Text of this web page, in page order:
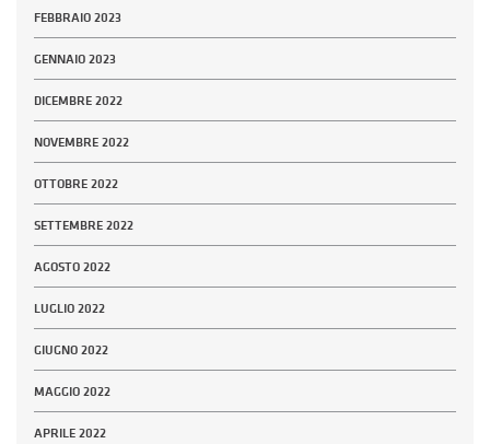
FEBBRAIO 2023
GENNAIO 2023
DICEMBRE 2022
NOVEMBRE 2022
OTTOBRE 2022
SETTEMBRE 2022
AGOSTO 2022
LUGLIO 2022
GIUGNO 2022
MAGGIO 2022
APRILE 2022